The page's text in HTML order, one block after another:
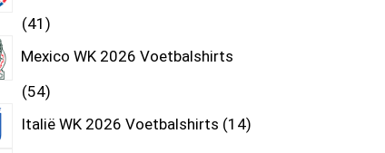
41
Mexico WK 2026 Voetbalshirts
54
Italië WK 2026 Voetbalshirts 14